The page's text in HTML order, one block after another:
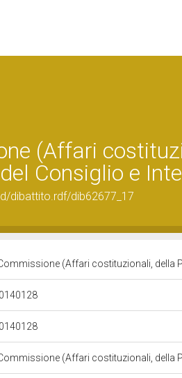
(Affari
Consiglio e
dibattito.rdf/dib62677_17
Commissione (Affari costituzionali, della
Commissione (Affari costituzionali, della